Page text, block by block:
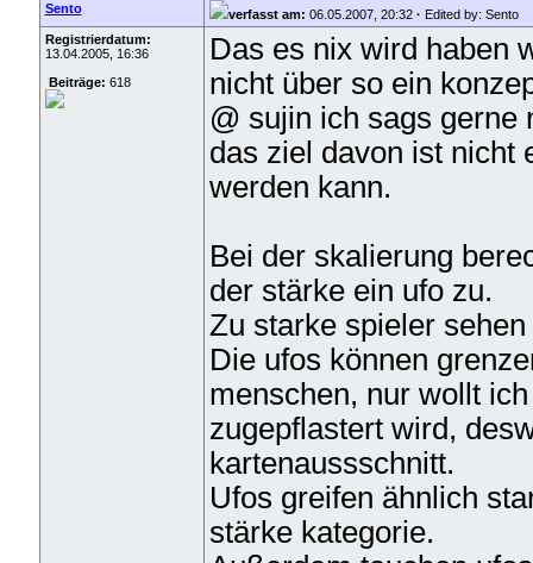
Sento verfasst am: 06.05.2007, 20:32 · Edited by: Sento
Registrierdatum:
13.04.2005, 16:36
Beiträge: 618
Das es nix wird haben
nicht über so ein
@ sujin ich sags gerne
das ziel davon ist nicht
werden kann.
Bei der skalierung
der stärke ein ufo zu.
Zu starke spieler
Die ufos können
menschen, nur wollt
zugepflastert wird,
kartenaussschnitt.
Ufos greifen ähnlich
stärke kategorie.